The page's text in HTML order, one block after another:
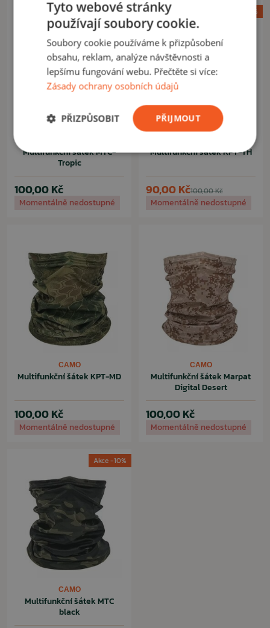
Multifunkční šátek MTC-
Tropic
100,00 Kč
Momentálně nedostupné
Akce -10%
Multifunkční šátek KPT-TH
100,00 Kč
90,00 Kč
Momentálně nedostupné
CAMO
Multifunkční šátek KPT-MD
100,00 Kč
Momentálně nedostupné
CAMO
Multifunkční šátek Marpat
Digital Desert
100,00 Kč
Momentálně nedostupné
Akce -10%
CAMO
Multifunkční šátek MTC
black
Tyto webové stránky
používají soubory cookie.
Soubory cookie používáme k přizpůsobení
obsahu, reklam, analýze návštěvnosti a
lepšímu fungování webu. Přečtěte si více:
Zásady ochrany osobních údajů
PŘIJMOUT
PŘIZPŮSOBIT